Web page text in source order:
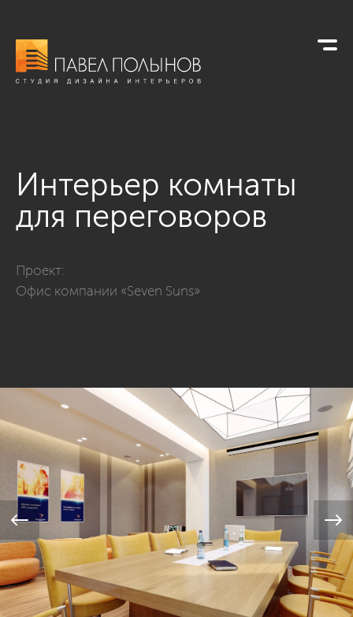
Интерьер комнаты
для переговоров
Проект:
Офис компании «Seven Suns»